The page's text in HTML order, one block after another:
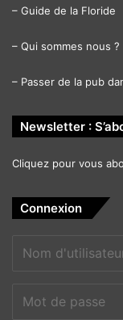
– Guide de la Floride
– Qui sommes nous ?
– Passer de la pub
Newsletter :
Cliquez pour vous
Connexion